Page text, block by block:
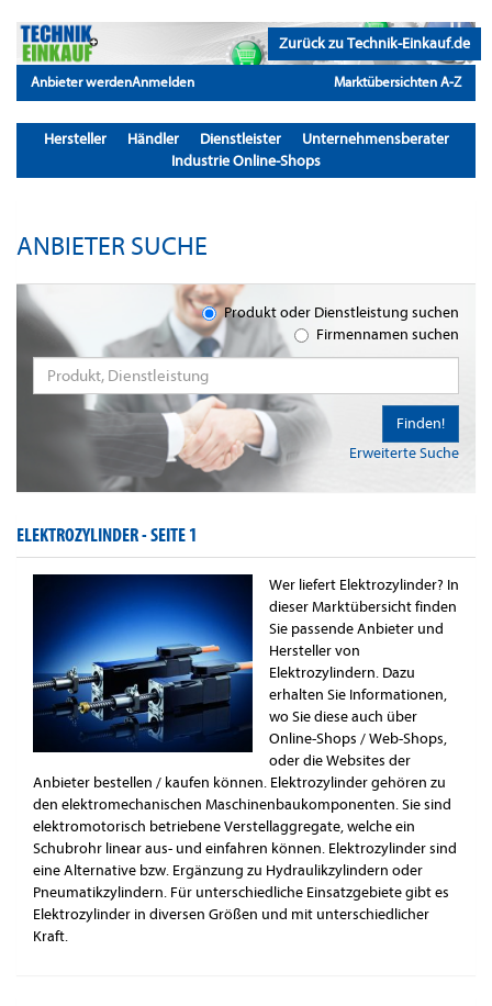
Zurück zu Technik-Einkauf.de
Anbieter werdenAnmelden Marktübersichten A-Z
Hersteller Händler Dienstleister
Unternehmensberater
Industrie Online-Shops
ANBIETER SUCHE
Produkt oder Dienstleistung suchen
Firmennamen suchen
Erweiterte Suche
Finden!
ELEKTROZYLINDER -SEITE 1
Wer liefert Elektrozylinder? In
dieser Marktübersicht finden
Sie passende Anbieter und
Hersteller von
Elektrozylindern. Dazu
erhalten Sie Informationen,
wo Sie diese auch über
Online-Shops / Web-Shops,
oder die Websites der
Anbieter bestellen / kaufen können. Elektrozylinder gehören zu
den elektromechanischen Maschinenbaukomponenten. Sie sind
elektromotorisch betriebene Verstellaggregate, welche ein
Schubrohr linear aus- und einfahren können. Elektrozylinder sind
eine Alternative bzw. Ergänzung zu Hydraulikzylindern oder
Pneumatikzylindern. Für unterschiedliche Einsatzgebiete gibt es
Elektrozylinder in diversen Größen und mit unterschiedlicher
Kraft.